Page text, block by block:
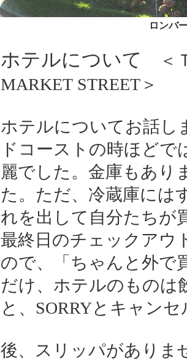
ロンバ
ホテルについて
＜
MARKET STREET＞
ホテルについてお話し
ドコーストの時ほど
麗でした。金庫もあり
た。ただ、冷蔵庫には
れを出して自分たちが
最終日のチェックアウ
ので、「ちゃんと外で
だけ、ホテルのものは
と、SORRYとキャン
後、スリッパがありま